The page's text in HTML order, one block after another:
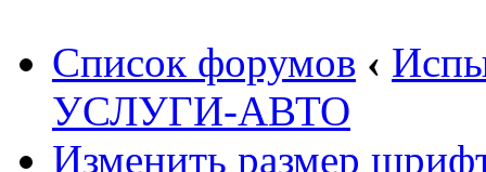
Список форумов ‹
УСЛУГИ-АВТО
Изменить размер